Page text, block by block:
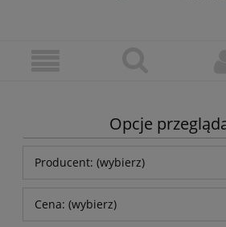
Opcje
Producent: (wybierz)
Cena: (wybierz)